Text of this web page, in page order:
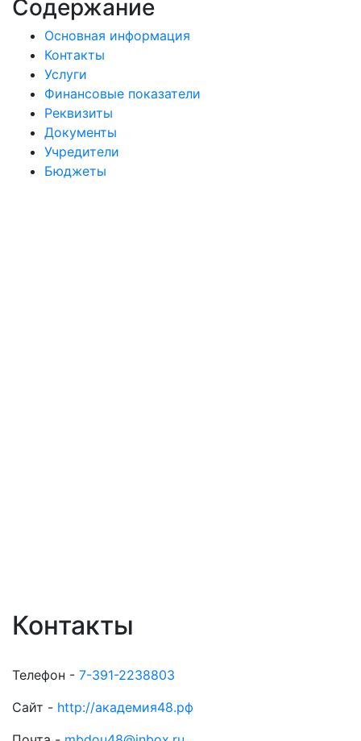
Содержание
Основная информация
Контакты
Услуги
Финансовые показатели
Реквизиты
Документы
Учредители
Бюджеты
Контакты
Телефон - 7-391-2238803
Сайт - http://академия48.рф